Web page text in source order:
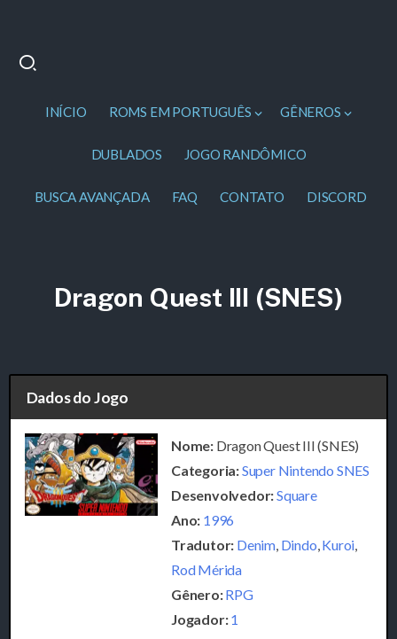
INÍCIO ROMS EM PORTUGUÊS GÊNEROS
DUBLADOS JOGO RANDÔMICO
BUSCA AVANÇADA FAQ CONTATO DISCORD
Dragon Quest III (SNES)
Dados do Jogo
Nome: Dragon Quest III (SNES)
Categoria:Super Nintendo SNES
Desenvolvedor:Square
Ano: 1996
Tradutor: Denim Dindo Kuroi
Rod Mérida
Gênero:RPG
Jogador:1